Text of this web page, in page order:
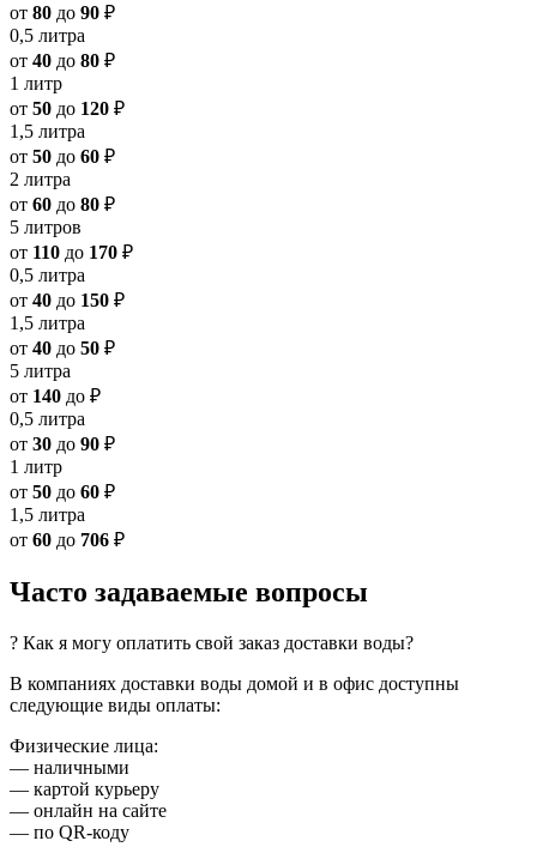
от 80 до 90 ₽
0,5 литра
от 40 до 80 ₽
1 литр
от 50 до 120 ₽
1,5 литра
от 50 до 60 ₽
2 литра
от 60 до 80 ₽
5 литров
от 110 до 170 ₽
0,5 литра
от 40 до 150 ₽
1,5 литра
от 40 до 50 ₽
5 литра
от 140 до ₽
0,5 литра
от 30 до 90 ₽
1 литр
от 50 до 60 ₽
1,5 литра
от 60 до 706 ₽
Часто задаваемые вопросы
? Как я могу оплатить свой заказ доставки воды?
В компаниях доставки воды домой и в офис доступны
следующие виды оплаты:
Физические лица:
— наличными
— картой курьеру
— онлайн на сайте
— по QR-коду